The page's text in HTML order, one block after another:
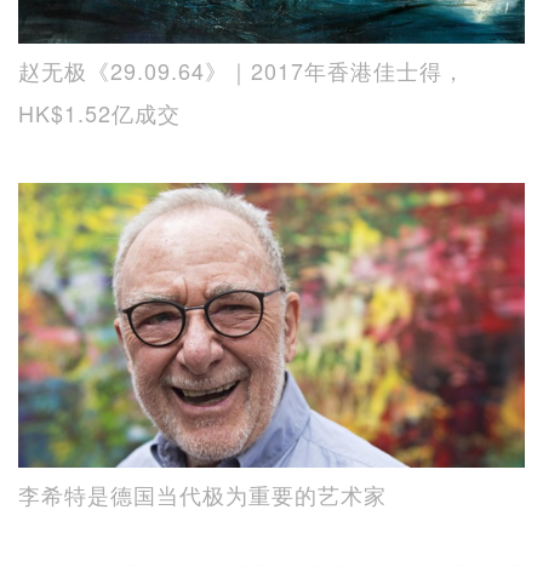
赵无极《29.09.64》｜2017年香港佳士得，
HK$1.52亿成交
李希特是德国当代极为重要的艺术家